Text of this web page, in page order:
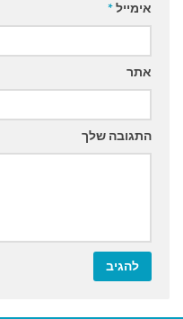
אימייל*
אתר
התגובה שלך